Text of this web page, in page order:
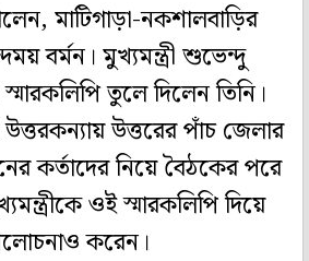
মাটিগাড়া-নকশালবাড়ির
বর্মন। মুখ্যমন্ত্রী শুভেন্দু
তুলে দিলেন তিনি।
উত্তরের পাঁচ জেলার
কর্তাদের নিয়ে বৈঠকের পরে
ওই স্মারকলিপি দিয়ে
করেন।